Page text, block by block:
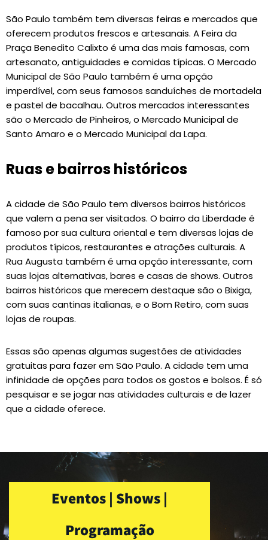
São Paulo também tem diversas feiras e mercados que
oferecem produtos frescos e artesanais. A Feira da
Praça Benedito Calixto é uma das mais famosas, com
artesanato, antiguidades e comidas típicas. O Mercado
Municipal de São Paulo também é uma opção
imperdível, com seus famosos sanduíches de mortadela
e pastel de bacalhau. Outros mercados interessantes
são o Mercado de Pinheiros, o Mercado Municipal de
Santo Amaro e o Mercado Municipal da Lapa.
Ruas e bairros históricos
A cidade de São Paulo tem diversos bairros históricos
que valem a pena ser visitados. O bairro da Liberdade é
famoso por sua cultura oriental e tem diversas lojas de
produtos típicos, restaurantes e atrações culturais. A
Rua Augusta também é uma opção interessante, com
suas lojas alternativas, bares e casas de shows. Outros
bairros históricos que merecem destaque são o Bixiga,
com suas cantinas italianas, e o Bom Retiro, com suas
lojas de roupas.
Essas são apenas algumas sugestões de atividades
gratuitas para fazer em São Paulo. A cidade tem uma
infinidade de opções para todos os gostos e bolsos. É só
pesquisar e se jogar nas atividades culturais e de lazer
que a cidade oferece.
Eventos | Shows |
Programação